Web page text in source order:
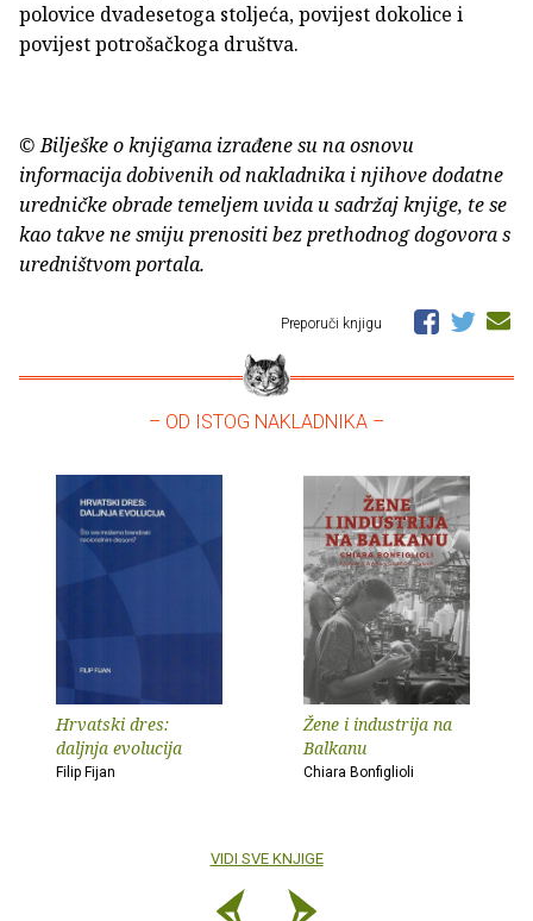
polovice dvadesetoga stoljeća, povijest dokolice i
povijest potrošačkoga društva.
© Bilješke o knjigama izrađene su na osnovu
informacija dobivenih od nakladnika i njihove dodatne
uredničke obrade temeljem uvida u sadržaj knjige, te se
kao takve ne smiju prenositi bez prethodnog dogovora s
uredništvom portala.
Preporuči knjigu
– OD ISTOG NAKLADNIKA –
Hrvatski dres:
daljnja evolucija
Filip Fijan
Žene i industrija na
Balkanu
Chiara Bonfiglioli
VIDI SVE KNJIGE